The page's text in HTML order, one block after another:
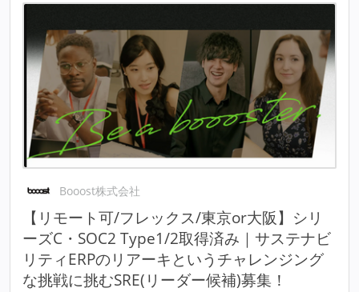
Booost株式会社
【リモート可/フレックス/東京or大阪】シリ
ーズC・SOC2 Type1/2取得済み｜サステナビ
リティERPのリアーキというチャレンジング
な挑戦に挑むSRE(リーダー候補)募集！